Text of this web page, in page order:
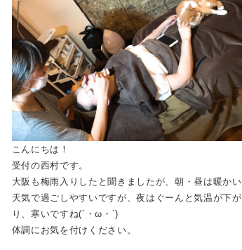
こんにちは！
受付の西村です。
大阪も梅雨入りしたと聞きましたが、朝・昼は暖かい
天気で過ごしやすいですが、夜はぐーんと気温が下が
り、寒いですね(´・ω・`)
体調にお気を付けください。